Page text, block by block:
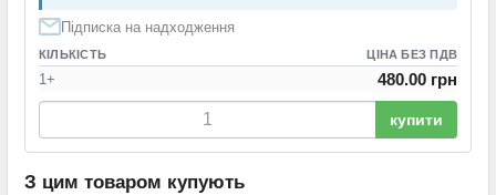
Підписка на надходження
КІЛЬКІСТЬ ЦІНА БЕЗ ПДВ
1+ 480.00 грн
купити
З цим товаром купують